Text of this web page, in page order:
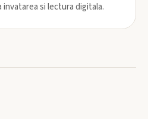
invatarea si lectura digitala.